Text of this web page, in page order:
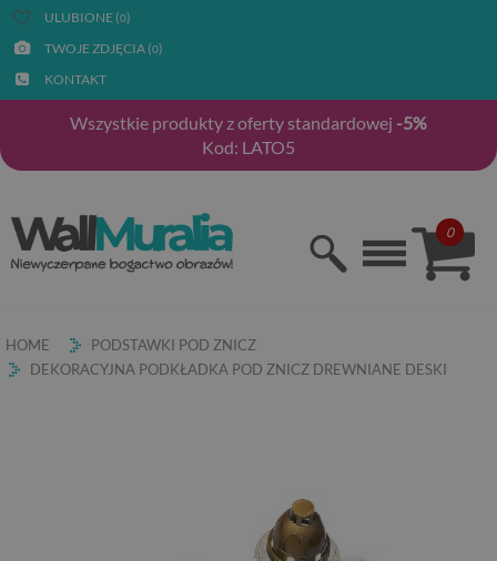
ULUBIONE (0)
TWOJE ZDJĘCIA (0)
KONTAKT
Wszystkie produkty z oferty standardowej -5%
Kod: LATO5
0
HOME
PODSTAWKI POD ZNICZ
DEKORACYJNA PODKŁADKA POD ZNICZ DREWNIANE DESKI